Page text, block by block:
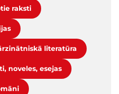
raksti
literatūra
noveles, esejas